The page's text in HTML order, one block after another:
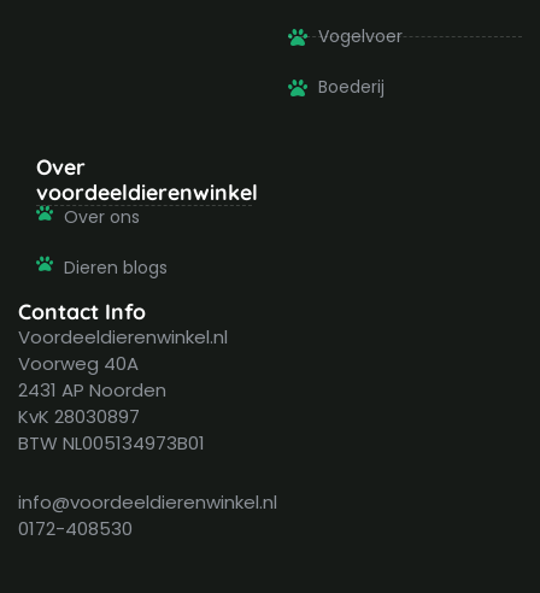
Vogelvoer
Boederij
Over
voordeeldierenwinkel
Over ons
Dieren blogs
Contact Info
Voordeeldierenwinkel.nl
Voorweg 40A
2431 AP Noorden
KvK 28030897
BTW NL005134973B01
info@voordeeldierenwinkel.nl
0172-408530